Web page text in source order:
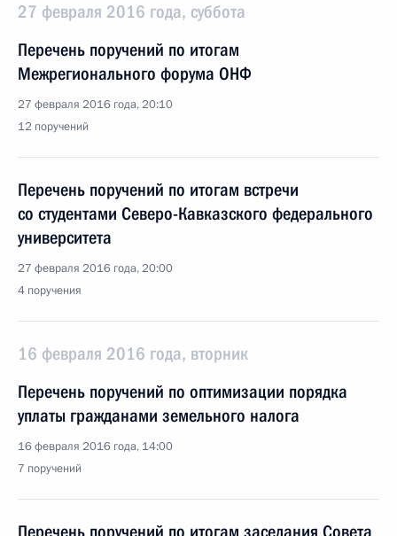
27 февраля 2016 года, суббота
Перечень поручений по итогам
Межрегионального форума ОНФ
27 февраля 2016 года, 20:10
12 поручений
Перечень поручений по итогам встречи
со студентами Северо-Кавказского федерального
университета
27 февраля 2016 года, 20:00
4 поручения
16 февраля 2016 года, вторник
Перечень поручений по оптимизации порядка
уплаты гражданами земельного налога
16 февраля 2016 года, 14:00
7 поручений
Перечень поручений по итогам заседания Совета